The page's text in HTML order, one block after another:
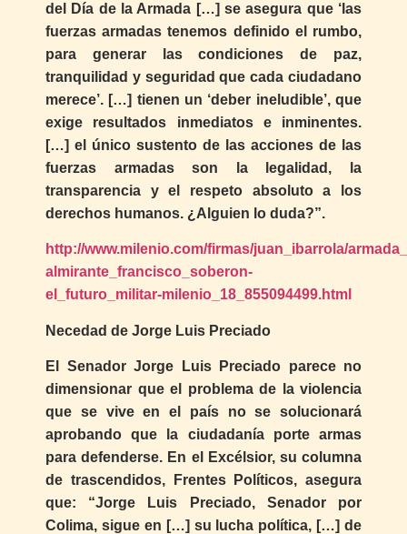
del Día de la Armada […] se asegura que ‘las
fuerzas armadas tenemos definido el rumbo,
para generar las condiciones de paz,
tranquilidad y seguridad que cada ciudadano
merece’. […] tienen un ‘deber ineludible’, que
exige resultados inmediatos e inminentes.
[…] el único sustento de las acciones de las
fuerzas armadas son la legalidad, la
transparencia y el respeto absoluto a los
derechos humanos. ¿Alguien lo duda?”.
http://www.milenio.com/firmas/juan_ibarrola/
almirante_francisco_soberon-
el_futuro_militar-milenio_18_855094499.html
Necedad de Jorge Luis Preciado
El Senador Jorge Luis Preciado parece no
dimensionar que el problema de la violencia
que se vive en el país no se solucionará
aprobando que la ciudadanía porte armas
para defenderse. En el Excélsior, su columna
de trascendidos, Frentes Políticos, asegura
que: “Jorge Luis Preciado, Senador por
Colima, sigue en […] su lucha política, […] de